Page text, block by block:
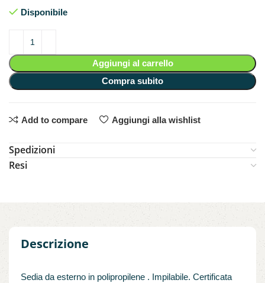
Disponibile
Aggiungi al carrello
Compra subito
Add to compare Aggiungi alla wishlist
Spedizioni
Resi
Descrizione
Sedia da esterno in polipropilene . Impilabile. Certificata